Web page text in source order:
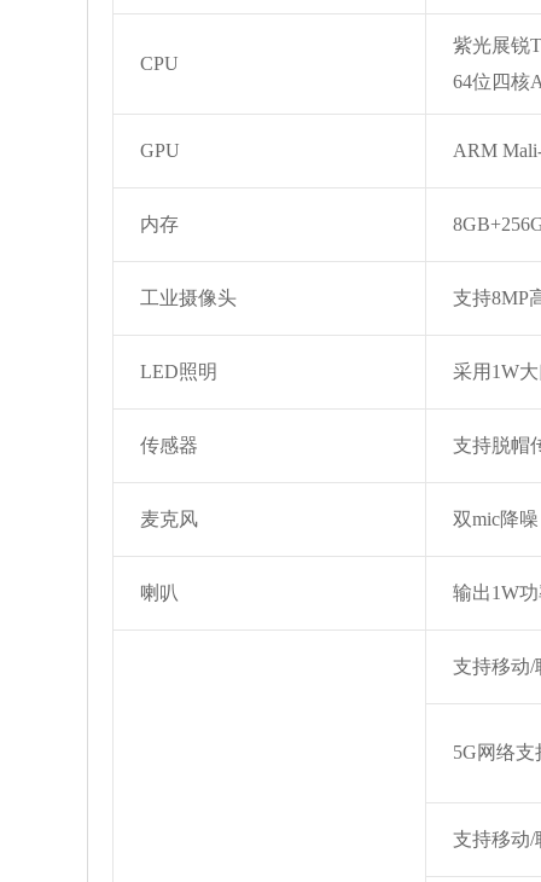
CPU
紫光展锐
64位四核
GPU ARM
内存
工业摄像头 支持8MP
LED照明 采用1W
传感器 支持脱帽
麦克风 双mic降噪
喇叭 输出1W
支持移动/
5G网络支
支持移动/